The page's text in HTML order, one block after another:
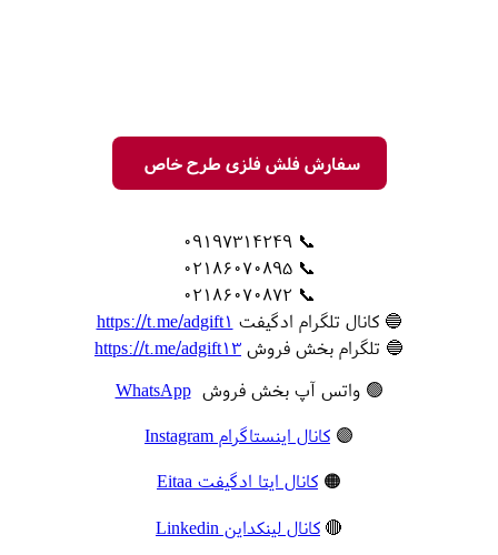
سفارش فلش فلزی طرح خاص
📞 09197314249
📞 02186070895
📞 02186070872
🔵 کانال تلگرام ادگیفت https://t.me/adgift1
🔵 تلگرام بخش فروش https://t.me/adgift13
🟢 واتس آپ بخش فروشWhatsApp
🟣 کانال اینستاگرام Instagram
🟠 کانال ایتا ادگیفت Eitaa
🔴 کانال لینکداین Linkedin